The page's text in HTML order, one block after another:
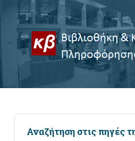
Αναζήτηση στις πηγές